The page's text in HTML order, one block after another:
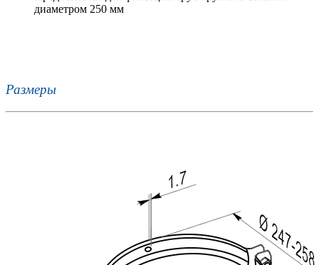
диаметром 250 мм
Размеры